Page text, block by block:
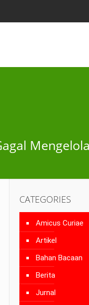
Mengelola
CATEGORIES
Amicus Curiae
Artikel
Bahan Bacaan
Berita
Jurnal